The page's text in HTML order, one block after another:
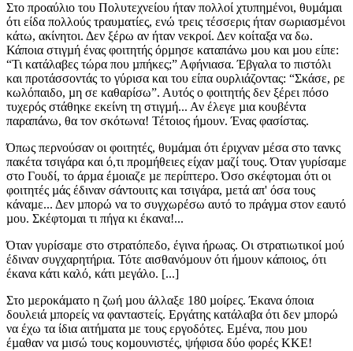
Στο προαύλιο του Πολυτεχνείου ήταν πολλοί χτυπηµένοι, θυµάµαι
ότι είδα πολλούς τραυµατίες, ενώ τρεις τέσσερις ήταν σωριασµένοι
κάτω, ακίνητοι. Δεν ξέρω αν ήταν νεκροί. Δεν κοίταξα να δω.
Κάποια στιγµή ένας φοιτητής όρµησε καταπάνω µου και µου είπε:
“Τι κατάλαβες τώρα που µπήκες;” Αφήνιασα. Έβγαλα το πιστόλι
και προτάσσοντάς το γύρισα και του είπα ουρλιάζοντας: “Σκάσε, ρε
κωλόπαιδο, µη σε καθαρίσω”. Αυτός ο φοιτητής δεν ξέρει πόσο
τυχερός στάθηκε εκείνη τη στιγµή... Αν έλεγε µια κουβέντα
παραπάνω, θα τον σκότωνα! Τέτοιος ήµουν. Ένας φασίστας.
Όπως περνούσαν οι φοιτητές, θυµάµαι ότι έριχναν µέσα στο τανκς
πακέτα τσιγάρα και ό,τι προµήθειες είχαν µαζί τους. Όταν γυρίσαµε
στο Γουδί, το άρµα έµοιαζε µε περίπτερο. Όσο σκέφτοµαι ότι οι
φοιτητές µάς έδιναν σάντουιτς και τσιγάρα, µετά απ' όσα τους
κάναµε... Δεν µπορώ να το συγχωρέσω αυτό το πράγµα στον εαυτό
µου. Σκέφτοµαι τι πήγα κι έκανα!...
Όταν γυρίσαµε στο στρατόπεδο, έγινα ήρωας. Οι στρατιωτικοί µού
έδιναν συγχαρητήρια. Τότε αισθανόµουν ότι ήµουν κάποιος, ότι
έκανα κάτι καλό, κάτι µεγάλο. [...]
Στο µεροκάµατο η ζωή µου άλλαξε 180 µοίρες. Έκανα όποια
δουλειά µπορείς να φανταστείς. Εργάτης κατάλαβα ότι δεν µπορώ
να έχω τα ίδια αιτήµατα µε τους εργοδότες. Εµένα, που µου
έµαθαν να µισώ τους κοµουνιστές, ψήφισα δύο φορές ΚΚΕ!